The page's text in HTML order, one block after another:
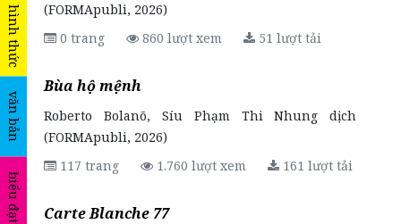
hình thức
văn bản
biểu đạt
(FORMApubli, 2026)
0 trang
860 lượt xem 51 lượt tải
Bùa hộ mệnh
Roberto Bolanõ, Síu Phạm Thi Nhung dịch
(FORMApubli, 2026)
117 trang
1.760 lượt xem 161 lượt tải
Carte Blanche 77